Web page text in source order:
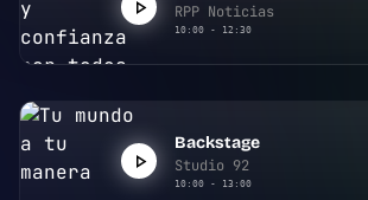
RPP Noticias
10:00 - 12:30
Backstage
Studio 92
10:00 - 13:00